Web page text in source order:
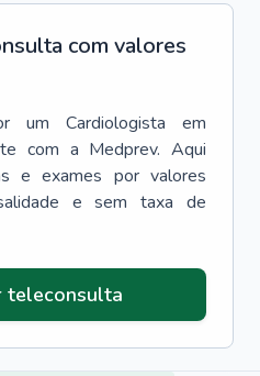
com valores
um Cardiologista
em
com a Medprev. Aqui
e exames por valores
e sem taxa de
teleconsulta